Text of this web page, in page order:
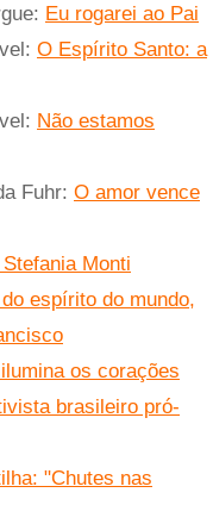
Eu rogarei ao Pai
O Espírito Santo: a
Não estamos
Fuhr: O amor vence
Monti
espírito do mundo,
os corações
brasileiro pró-
"Chutes nas